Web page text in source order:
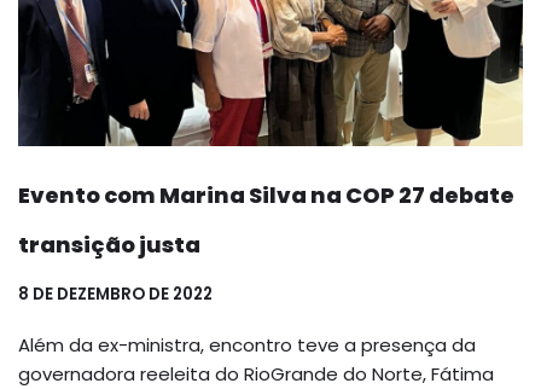
Evento com Marina Silva na COP 27 debate
transição justa
8 DE DEZEMBRO DE 2022
Além da ex-ministra, encontro teve a presença da
governadora reeleita do RioGrande do Norte, Fátima